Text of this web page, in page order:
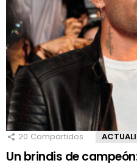
20 Compartidos
Un brindis de